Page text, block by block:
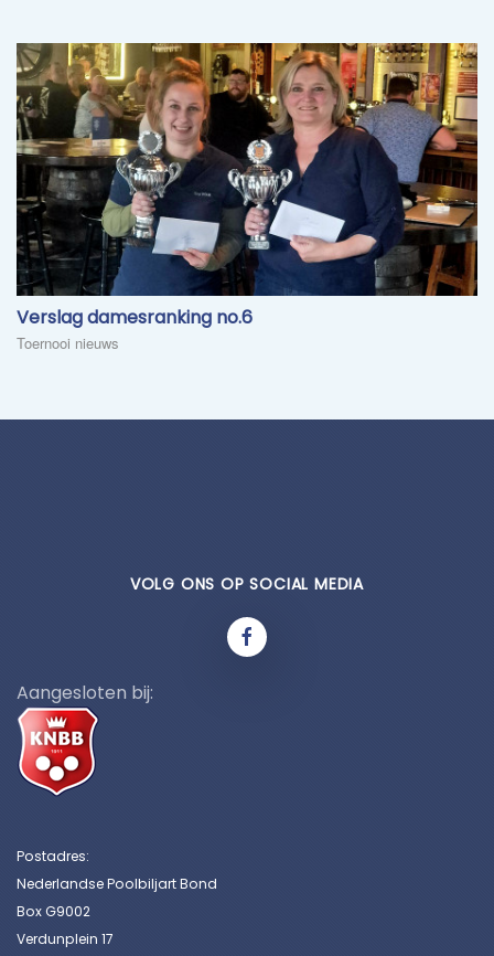
Verslag damesranking no.6
Toernooi nieuws
VOLG ONS OP SOCIAL MEDIA
Aangesloten bij:
Postadres:
Nederlandse Poolbiljart Bond
Box G9002
Verdunplein 17